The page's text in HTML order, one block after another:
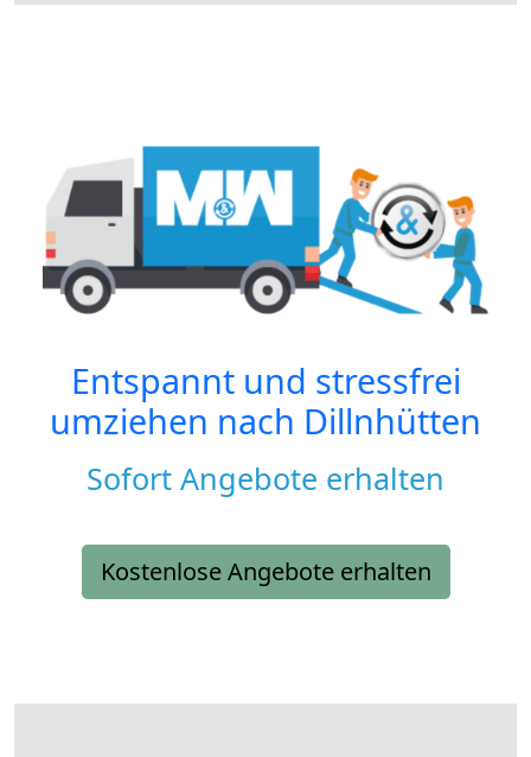
Entspannt und stressfrei
umziehen nach Dillnhütten
Sofort Angebote erhalten
Kostenlose Angebote erhalten